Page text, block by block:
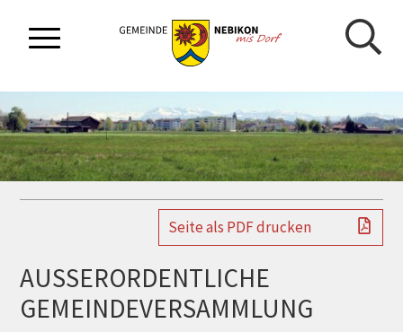
NAVIGIEREN IN GEMEINDE NEBIKON
Mobilnavigation
Seite als PDF drucken
AUSSERORDENTLICHE
GEMEINDEVERSAMMLUNG